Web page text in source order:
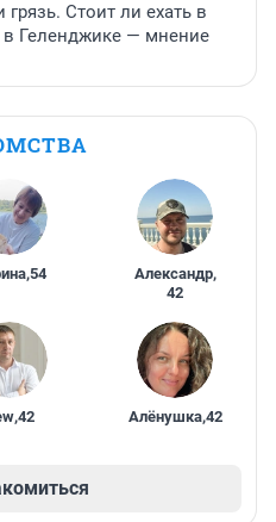
Стоит ли ехать в
Геленджике — мнение
,54 Александр,
42
,42 Алёнушка,42